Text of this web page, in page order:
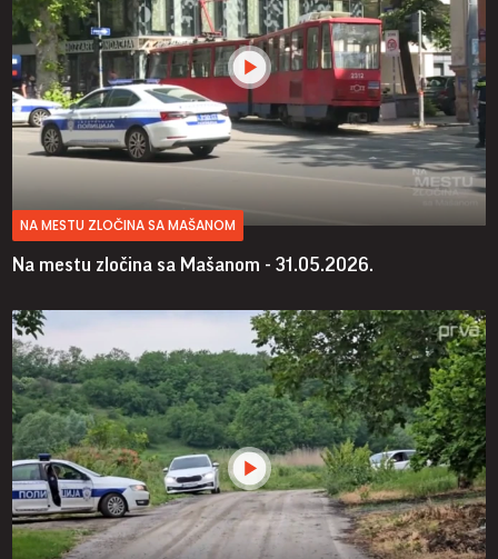
NA MESTU ZLOČINA SA MAŠANOM
Na mestu zločina sa Mašanom - 31.05.2026.